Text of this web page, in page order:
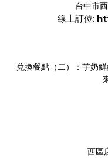
台中市
線上訂位:
兌換餐點（二）：芋奶
西區